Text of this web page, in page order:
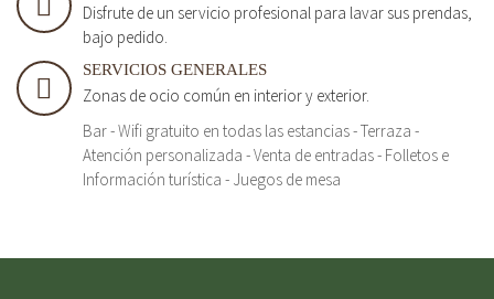
Disfrute de un servicio profesional para lavar sus prendas,
bajo pedido.
SERVICIOS GENERALES
Zonas de ocio común en interior y exterior.
Bar - Wifi gratuito en todas las estancias - Terraza -
Atención personalizada - Venta de entradas - Folletos e
Información turística - Juegos de mesa